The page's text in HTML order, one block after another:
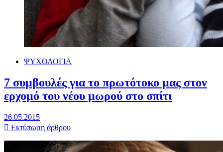
ΨΥΧΟΛΟΓΙΑ
7 συμβουλές για το πρωτότοκο μας στον
ερχομό του νέου μωρού στο σπίτι
26.05.2015
Εκτύπωση άρθρου